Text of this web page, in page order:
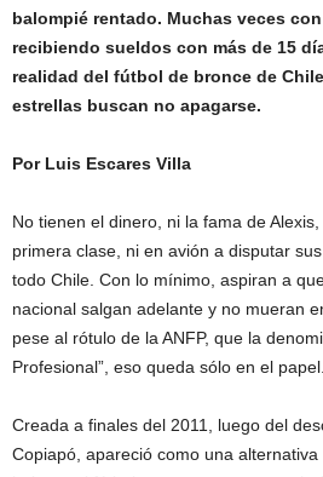
balompié rentado. Muchas veces
recibiendo sueldos con más de 15
realidad del fútbol de bronce de
estrellas buscan no apagarse.
Por Luis Escares Villa
No tienen el dinero, ni la fama de
primera clase, ni en avión a disputar
todo Chile. Con lo mínimo, aspiran a
nacional salgan adelante y no mueran
pese al rótulo de la ANFP, que la
Profesional”, eso queda sólo en el papel.
Creada a finales del 2011, luego del
Copiapó, apareció como una